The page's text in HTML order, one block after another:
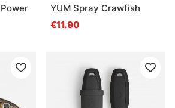
YUM Spray Crawfish
€11.90